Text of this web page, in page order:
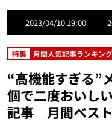
2023/04/10 19:00
特集 月間人気記事ランキング
“高機能すぎる”
個で二度おいし
記事 月間ベスト